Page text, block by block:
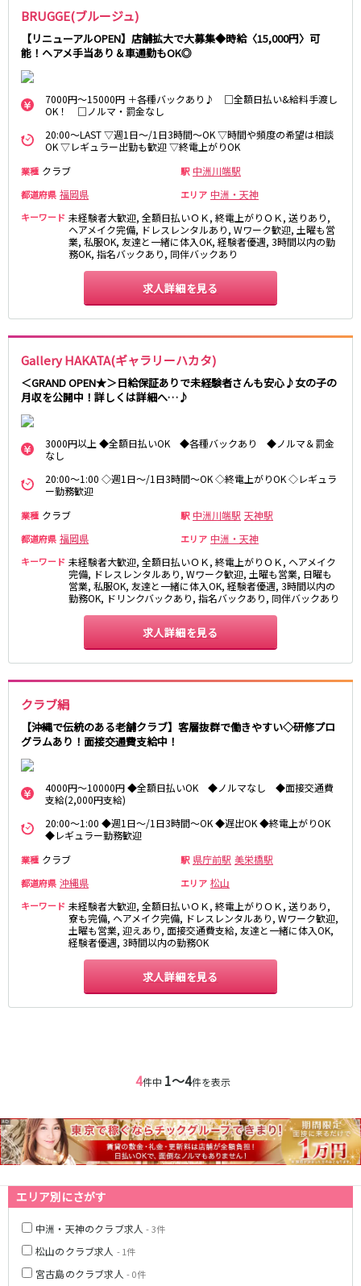
BRUGGE(ブルージュ)
【リニューアルOPEN】店舗拡大で大募集◆時給〈15,000円〉可
能！ヘアメ手当あり＆車通勤もOK◎
7000円～15000円 ＋各種バックあり♪ □全額日払い&給料手渡し
OK！ □ノルマ・罰金なし
20:00～LAST ▽週1日～/1日3時間～OK ▽時間や頻度の希望は相談
OK ▽レギュラー出勤も歓迎 ▽終電上がりOK
業種 クラブ 駅 中洲川端駅
都道府県 福岡県 エリア 中洲・天神
キーワード 未経験者大歓迎, 全額日払いＯＫ, 終電上がりＯＫ, 送りあり,
ヘアメイク完備, ドレスレンタルあり, Wワーク歓迎, 土曜も営
業, 私服OK, 友達と一緒に体入OK, 経験者優遇, 3時間以内の勤
務OK, 指名バックあり, 同伴バックあり
求人詳細を見る
Gallery HAKATA(ギャラリーハカタ)
＜GRAND OPEN★＞日給保証ありで未経験者さんも安心♪女の子の
月収を公開中！詳しくは詳細へ…♪
3000円以上 ◆全額日払いOK ◆各種バックあり ◆ノルマ＆罰金
なし
20:00～1:00 ◇週1日～/1日3時間～OK ◇終電上がりOK ◇レギュラ
ー勤務歓迎
業種 クラブ 駅 中洲川端駅 天神駅
都道府県 福岡県 エリア 中洲・天神
キーワード 未経験者大歓迎, 全額日払いＯＫ, 終電上がりＯＫ, ヘアメイク
完備, ドレスレンタルあり, Wワーク歓迎, 土曜も営業, 日曜も
営業, 私服OK, 友達と一緒に体入OK, 経験者優遇, 3時間以内の
勤務OK, ドリンクバックあり, 指名バックあり, 同伴バックあり
求人詳細を見る
クラブ絹
【沖縄で伝統のある老舗クラブ】客層抜群で働きやすい◇研修プロ
グラムあり！面接交通費支給中！
4000円～10000円 ◆全額日払いOK ◆ノルマなし ◆面接交通費
支給(2,000円支給)
20:00～1:00 ◆週1日～/1日3時間～OK ◆遅出OK ◆終電上がりOK
◆レギュラー勤務歓迎
業種 クラブ 駅 県庁前駅 美栄橋駅
都道府県 沖縄県 エリア 松山
キーワード 未経験者大歓迎, 全額日払いＯＫ, 終電上がりＯＫ, 送りあり,
寮も完備, ヘアメイク完備, ドレスレンタルあり, Wワーク歓迎,
土曜も営業, 迎えあり, 面接交通費支給, 友達と一緒に体入OK,
経験者優遇, 3時間以内の勤務OK
求人詳細を見る
4件中 1〜4件を表示
エリア別にさがす
中洲・天神のクラブ求人- 3件
松山のクラブ求人 - 1件
宮古島のクラブ求人 - 0件
博多南駅
ゆふ高原線
該当求人 0件 選択した内容で設定